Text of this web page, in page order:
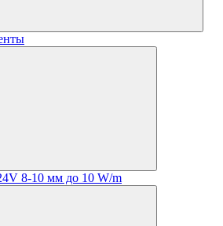
8-10 мм до 10 W/m